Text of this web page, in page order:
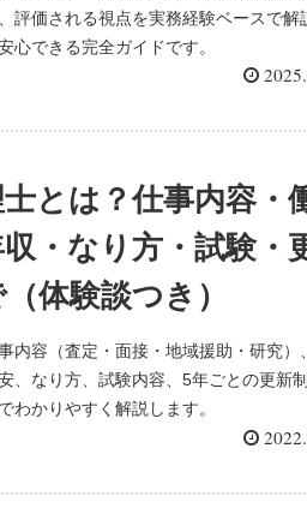
評価される視点を実務経験ベースで解
心できる完全ガイドです。
とは？仕事内容・
・なり方・試験・
体験談つき）
内容（査定・面接・地域援助・研究）
、なり方、試験内容、5年ごとの更新
わかりやすく解説します。